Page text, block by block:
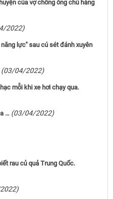
của vợ chồng ông chủ hàng
2022)
lực" sau cú sét đánh xuyên
(03/04/2022)
mỗi khi xe hơi chạy qua.
… (03/04/2022)
rau củ quả Trung Quốc.